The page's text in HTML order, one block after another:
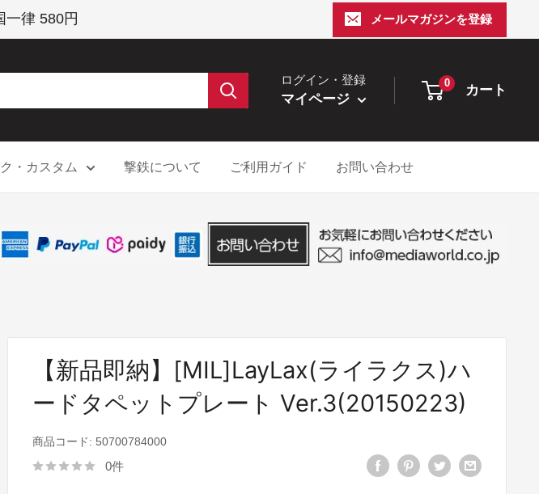
一律 580円 メールマガジンを登録
ログイン・登録
マイページ
0 カート
・カスタム 撃鉄について ご利用ガイド お問い合わせ
【新品即納】[MIL]LayLax(ライラクス)ハ
ードタペットプレート Ver.3(20150223)
商品コード: 50700784000
0件